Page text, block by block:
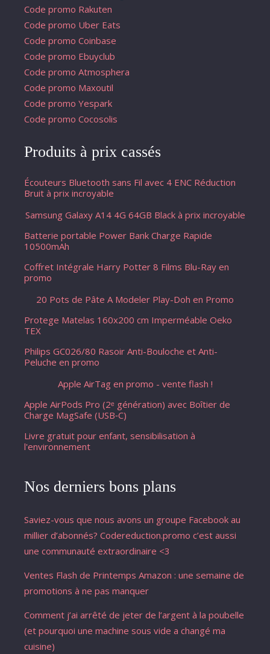
Code promo Rakuten
Code promo Uber Eats
Code promo Coinbase
Code promo Ebuyclub
Code promo Atmosphera
Code promo Maxoutil
Code promo Yespark
Code promo Cocosolis
Produits à prix cassés
Écouteurs Bluetooth sans Fil avec 4 ENC Réduction
Bruit à prix incroyable
Samsung Galaxy A14 4G 64GB Black à prix incroyable
Batterie portable Power Bank Charge Rapide
10500mAh
Coffret Intégrale Harry Potter 8 Films Blu-Ray en
promo
20 Pots de Pâte A Modeler Play-Doh en Promo
Protege Matelas 160x200 cm Imperméable Oeko
TEX
Philips GC026/80 Rasoir Anti-Bouloche et Anti-
Peluche en promo
Apple AirTag en promo - vente flash !
Apple AirPods Pro (2ᵉ génération) avec Boîtier de
Charge MagSafe (USB‑C) ​​​​​​​
Livre gratuit pour enfant, sensibilisation à
l'environnement
Nos derniers bons plans
Saviez-vous que nous avons un groupe Facebook au
millier d’abonnés? Codereduction.promo c’est aussi
une communauté extraordinaire <3
Ventes Flash de Printemps Amazon : une semaine de
promotions à ne pas manquer
Comment j’ai arrêté de jeter de l’argent à la poubelle
(et pourquoi une machine sous vide a changé ma
cuisine)